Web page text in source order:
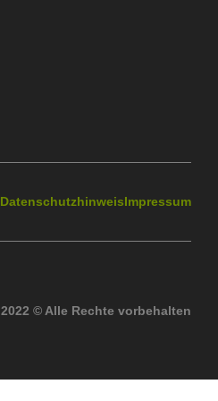
DatenschutzhinweisImpressum
2022 © Alle Rechte vorbehalten